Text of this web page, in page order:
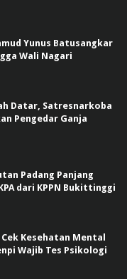
Yunus Batusangkar
Wali Nagari
Datar, Satresnarkoba
Pengedar Ganja
Padang Panjang
dari KPPN Bukittinggi
Kesehatan Mental
Wajib Tes Psikologi